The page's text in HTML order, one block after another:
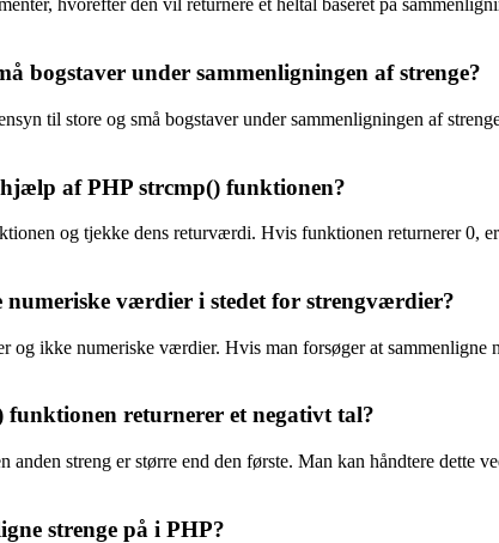
hvorefter den vil returnere et heltal baseret på
bogstaver under sammenligningen af strenge?
til store og små bogstaver under sammenligningen af
af PHP strcmp() funktionen?
og tjekke dens returværdi. Hvis funktionen returnerer 0,
værdier i stedet for strengværdier?
og ikke numeriske værdier. Hvis man forsøger at
returnerer et negativt tal?
streng er større end den første. Man kan håndtere dette
strenge på i PHP?